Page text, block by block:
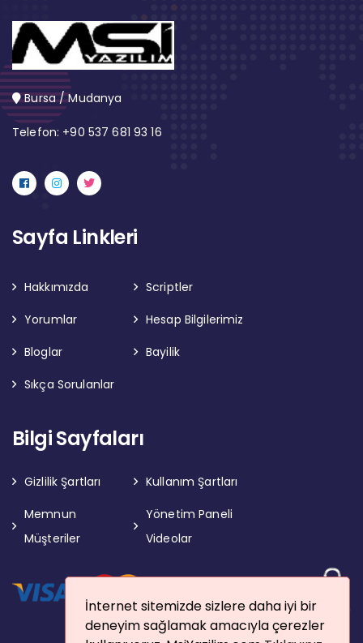
İnternet sitemizde sizlere daha iyi bir
deneyim sağlamak amacıyla çerezler
Bursa / Mudanya
Telefon: +90 537 681 93 16
Sayfa Linkleri
Hakkımızda
Scriptler
Yorumlar
Hesap Bilgilerimiz
Bloglar
Bayilik
Sıkça Sorulanlar
Bilgi Sayfaları
Gizlilik Şartları
Kullanım Şartları
Memnun
Müşteriler
Yönetim Paneli
Videolar